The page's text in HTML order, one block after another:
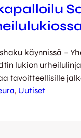
käynnissä –
lukion
tavoitteellisille
JJK:n
, Uutiset